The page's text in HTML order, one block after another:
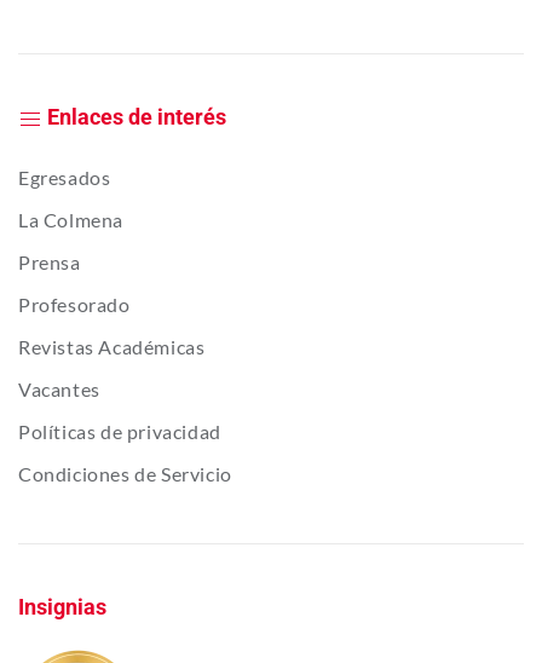
Enlaces de interés
Egresados
La Colmena
Prensa
Profesorado
Revistas Académicas
Vacantes
Políticas de privacidad
Condiciones de Servicio
Insignias